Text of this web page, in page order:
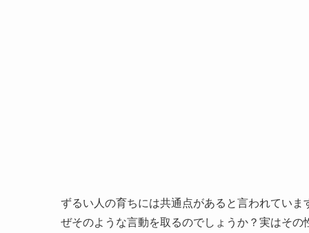
ずるい人の育ちには共通点があると言われてい
ぜそのような言動を取るのでしょうか？実はそ